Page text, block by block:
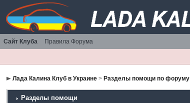
Сайт Клуба Правила Форума
Лада Калина Клуб в Украине > Разделы помощи по форуму
Разделы помощи